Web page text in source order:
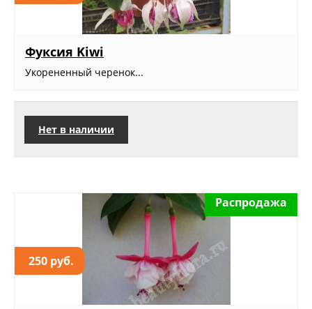
Фуксия Kiwi
Укорененный черенок...
Нет в наличии
250 руб.
Распродажа